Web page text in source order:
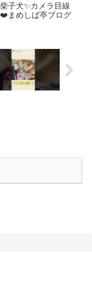
子犬✨カメラ目線
まめしば亭ブログ